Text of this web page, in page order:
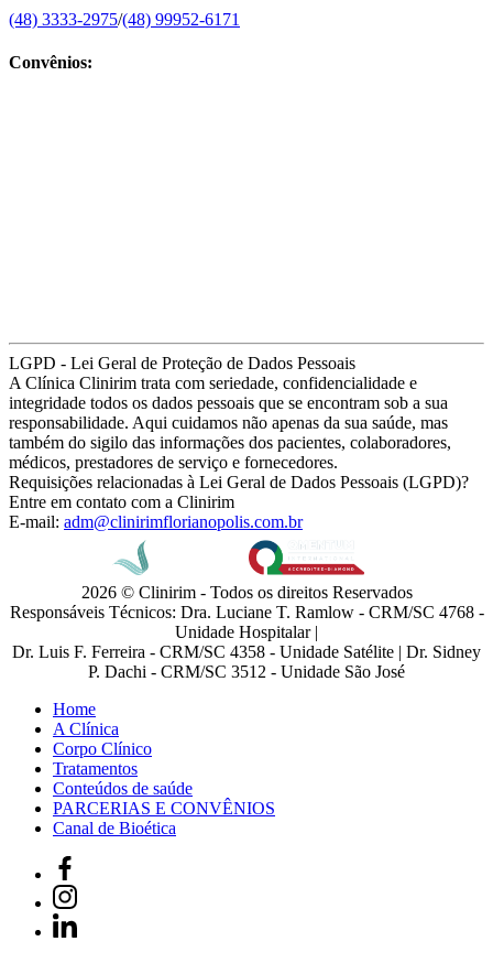
(48) 3333-2975/(48) 99952-6171
Convênios:
LGPD - Lei Geral de Proteção de Dados Pessoais
A Clínica Clinirim trata com seriedade, confidencialidade e
integridade todos os dados pessoais que se encontram sob a sua
responsabilidade. Aqui cuidamos não apenas da sua saúde, mas
também do sigilo das informações dos pacientes, colaboradores,
médicos, prestadores de serviço e fornecedores.
Requisições relacionadas à Lei Geral de Dados Pessoais (LGPD)?
Entre em contato com a Clinirim
E-mail: adm@clinirimflorianopolis.com.br
2026 © Clinirim - Todos os direitos Reservados
Responsáveis Técnicos: Dra. Luciane T. Ramlow - CRM/SC 4768 -
Unidade Hospitalar |
Dr. Luis F. Ferreira - CRM/SC 4358 - Unidade Satélite | Dr. Sidney
P. Dachi - CRM/SC 3512 - Unidade São José
Home
A Clínica
Corpo Clínico
Tratamentos
Conteúdos de saúde
PARCERIAS E CONVÊNIOS
Canal de Bioética